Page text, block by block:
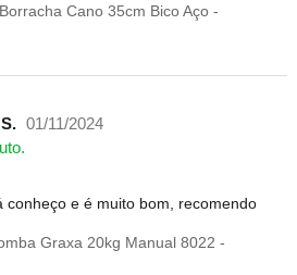
Cano 35cm Bico Aço -
01/11/2024
conheço e é muito bom, recomendo
Graxa 20kg Manual 8022 -